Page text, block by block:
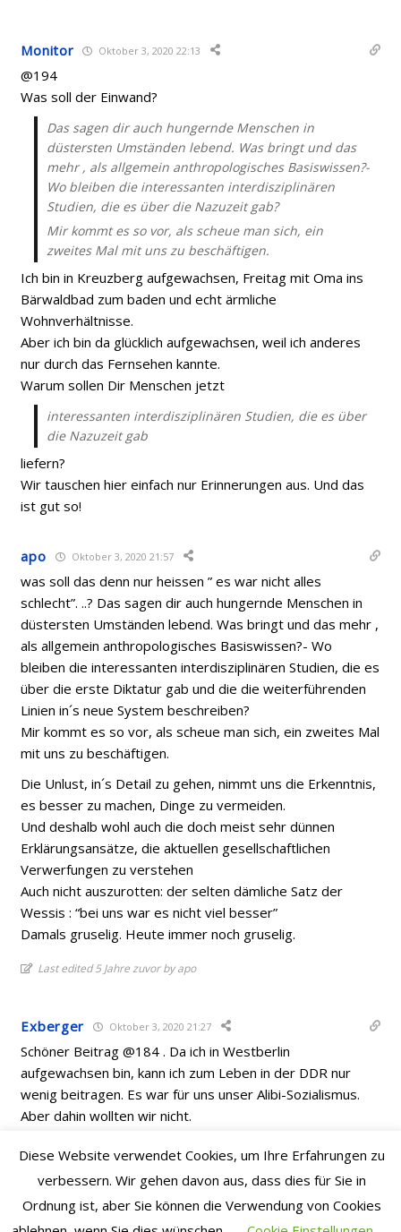
Monitor Oktober 3, 2020 22:13
@194
Was soll der Einwand?
Das sagen dir auch hungernde Menschen in
düstersten Umständen lebend. Was bringt und das
mehr , als allgemein anthropologisches Basiswissen?-
Wo bleiben die interessanten interdisziplinären
Studien, die es über die Nazuzeit gab?
Mir kommt es so vor, als scheue man sich, ein
zweites Mal mit uns zu beschäftigen.
Ich bin in Kreuzberg aufgewachsen, Freitag mit Oma ins
Bärwaldbad zum baden und echt ärmliche
Wohnverhältnisse.
Aber ich bin da glücklich aufgewachsen, weil ich anderes
nur durch das Fernsehen kannte.
Warum sollen Dir Menschen jetzt
interessanten interdisziplinären Studien, die es über
die Nazuzeit gab
liefern?
Wir tauschen hier einfach nur Erinnerungen aus. Und das
ist gut so!
apo Oktober 3, 2020 21:57
was soll das denn nur heissen ” es war nicht alles
schlecht”. ..? Das sagen dir auch hungernde Menschen in
düstersten Umständen lebend. Was bringt und das mehr ,
als allgemein anthropologisches Basiswissen?- Wo
bleiben die interessanten interdisziplinären Studien, die es
über die erste Diktatur gab und die die weiterführenden
Linien in´s neue System beschreiben?
Mir kommt es so vor, als scheue man sich, ein zweites Mal
mit uns zu beschäftigen.
Die Unlust, in´s Detail zu gehen, nimmt uns die Erkenntnis,
es besser zu machen, Dinge zu vermeiden.
Und deshalb wohl auch die doch meist sehr dünnen
Erklärungsansätze, die aktuellen gesellschaftlichen
Verwerfungen zu verstehen
Auch nicht auszurotten: der selten dämliche Satz der
Wessis : “bei uns war es nicht viel besser”
Damals gruselig. Heute immer noch gruselig.
Last edited 5 Jahre zuvor by apo
Exberger Oktober 3, 2020 21:27
Schöner Beitrag @184 . Da ich in Westberlin
aufgewachsen bin, kann ich zum Leben in der DDR nur
wenig beitragen. Es war für uns unser Alibi-Sozialismus.
Aber dahin wollten wir nicht.
was mich echt erstaunt , Bayern kauft für 9 Mio einen OM.
Warum hatten wir den nicht aufm Schirm und kaufen
vielleicht einen für 27, der gar nicht so richtig will?
Diese Website verwendet Cookies, um Ihre Erfahrungen zu
verbessern. Wir gehen davon aus, dass dies für Sie in
Ordnung ist, aber Sie können die Verwendung von Cookies